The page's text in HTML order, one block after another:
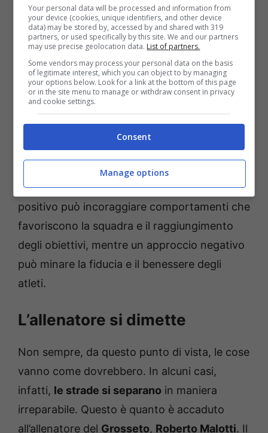
decisioni arbitrali, possono alterare il corso
di una stagione o di una singola partita.
L’importanza dellacondizione psicologica
per i calciatori è anch’essa un argomento di
cruciale importanza. Il calcio, infatti, pone
l’accento sulla psicologia sportiva come
fattore cruciale per il successo. La relazione
tra l’allenatore e i giocatori èfondamentale in
questo contesto, poiché un approccio
positivo può incoraggiare comportamenti che
favoriscono la squadra e il raggiungimento
degli obiettivi, mentre un approccio negativo
può minare la fiducia e il benessere degli
atleti.
L’allenatore si dimette
Non sempre, da questo punto di vista, le cose
vanno come dovrebbero. In alcuni casi,
infatti, le strade si separano in maniera
irreparabile. Questo è quanto è accaduto
all’allenatore del Grosseto, Roberto Malotti. Il
Your personal data will be processed and information from
your device (cookies, unique identifiers, and other device
data) may be stored by, accessed by and shared with 319
partners, or used specifically by this site. We and our partners
may use precise geolocation data. List of partners.
Some vendors may process your personal data on the basis
of legitimate interest, which you can object to by managing
your options below. Look for a link at the bottom of this page
or in the site menu to manage or withdraw consent in privacy
and cookie settings.
Consent
Manage options